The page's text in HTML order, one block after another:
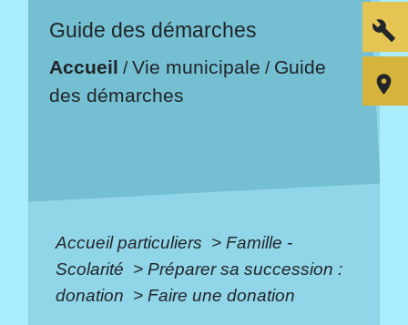
Guide des démarches
Accueil /Vie municipale / Guide
des démarches
Accueil particuliers > Famille -
Scolarité > Préparer sa succession :
donation > Faire une donation
build
room